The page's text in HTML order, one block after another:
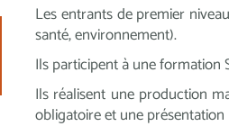
Les entrants de premier
santé, environnement).
Ils participent à une formation
Ils réalisent une production
obligatoire et une présentation